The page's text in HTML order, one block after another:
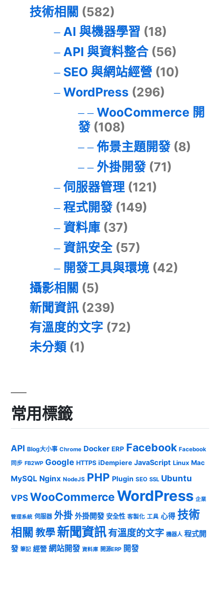
技術相關 (582)
AI 與機器學習 (18)
API 與資料整合(56)
SEO 與網站經營 (10)
WordPress (296)
WooCommerce 開
發(108)
佈景主題開發(8)
外掛開發(71)
伺服器管理(121)
程式開發(149)
資料庫(37)
資訊安全(57)
開發工具與環境(42)
攝影相關 (5)
新聞資訊 (239)
有溫度的文字 (72)
未分類 (1)
常用標籤
API Blog大小事 Chrome Docker ERP Facebook Facebook
同步 FB2WP Google HTTPS iDempiere JavaScript Linux Mac
MySQL Nginx NodeJS PHP Plugin SEO SSL Ubuntu
VPSWooCommerceWordPress 企業
管理系統 伺服器 外掛 外掛開發 安全性 客製化 工具 心得 技術
相關 教學 新聞資訊有溫度的文字 機器人 程式開
發 筆記 經營 網站開發 資料庫 開源ERP 開發